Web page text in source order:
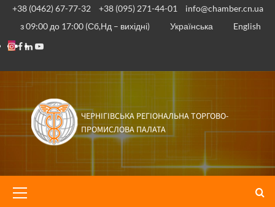
Перейти
вмісту
+38 (0462) 67-77-32 +38 (095) 271-44-01
info@chamber.cn.ua
з 09:00 до 17:00 (Сб,Нд – вихідні)
Українська
English
Instagram
Facebook
Linkedin
Youtube
ЧЕРНІГІВСЬКА РЕГІОНАЛЬНА ТОРГОВО-
ПРОМИСЛОВА ПАЛАТА
меню